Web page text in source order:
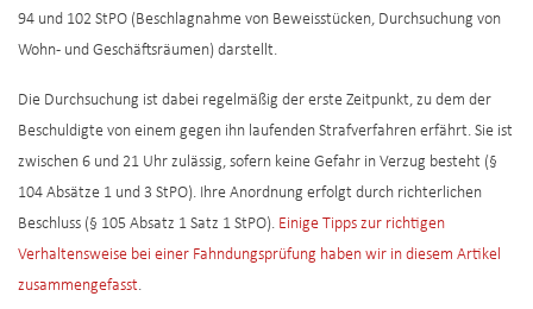
94 und 102 StPO (Beschlagnahme von Beweisstücken, Durchsuchung von
Wohn- und Geschäftsräumen) darstellt.
Die Durchsuchung ist dabei regelmäßig der erste Zeitpunkt, zu dem der
Beschuldigte von einem gegen ihn laufenden Strafverfahren erfährt. Sie ist
zwischen 6 und 21 Uhr zulässig, sofern keine Gefahr in Verzug besteht (§
104 Absätze 1 und 3 StPO). Ihre Anordnung erfolgt durch richterlichen
Beschluss (§ 105 Absatz 1 Satz 1 StPO). Einige Tipps zur richtigen
Verhaltensweise bei einer Fahndungsprüfung haben wir in diesem Artikel
zusammengefasst.